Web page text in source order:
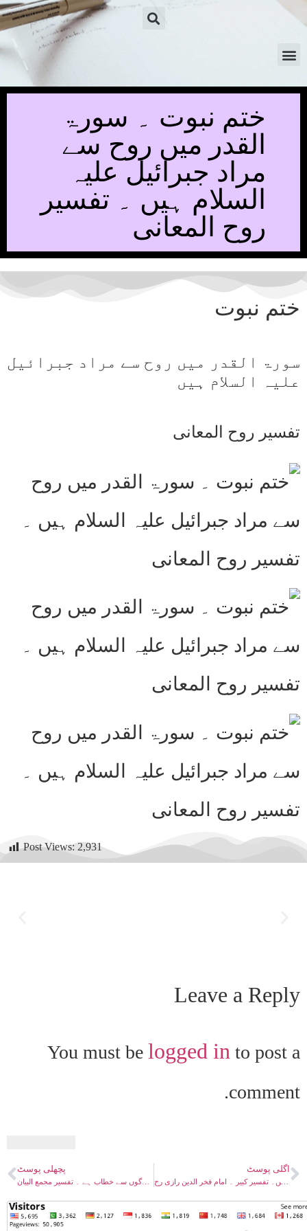
ختم نبوت ۔ سورۃ
القدر میں روح سے
مراد جبرائیل علیہ
السلام ہیں ۔ تفسیر
روح المعانی
ختم نبوت
سورۃ القدر میں روح سے مراد جبرائیل
علیہ السلام ہیں
تفسیر روح المعانی
Post Views: 2,931
Leave a Reply
You must be logged in to post a
comment.
پچھلی پوسٹ
ختم نبوت ۔ یا بنی آدم اما یاتنکم ۔ الاعراف آیت 35 ۔ قیامت تک کے لوگوں سے خطاب ہے ۔ تفسیر مجمع البیان
اگلی پوسٹ
ختم نبوت ۔ الہامات و مکاشفات فرشتے اب بھی کرتے ہیں۔ تفسیر کبیر ۔ امام فخر الدین رازی رح